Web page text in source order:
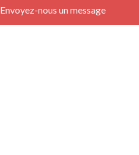
Envoyez-nous un message